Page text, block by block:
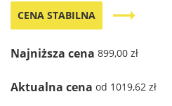
CENA STABILNA trending_flat
Najniższa cena 899,00 zł
Aktualna cena od 1019,62 zł